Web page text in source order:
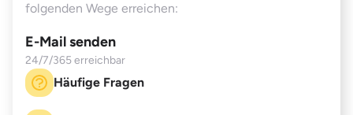
folgenden Wege erreichen:
E-Mail senden
24/7/365 erreichbar
Häufige Fragen